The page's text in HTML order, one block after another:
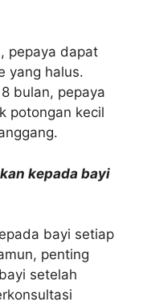
pepaya dapat
yang halus.
bulan, pepaya
potongan kecil
kepada bayi
bayi setiap
penting
setelah